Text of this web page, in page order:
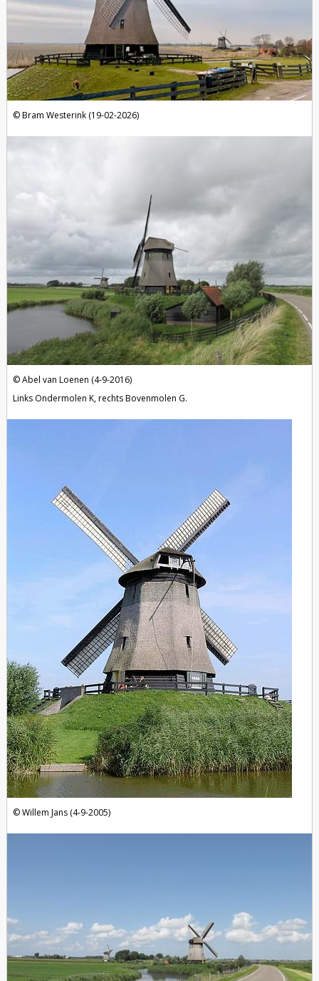
Bram Westerink (19-02-2026)
Abel van Loenen (4-9-2016)
Links Ondermolen K, rechts Bovenmolen G.
Willem Jans (4-9-2005)